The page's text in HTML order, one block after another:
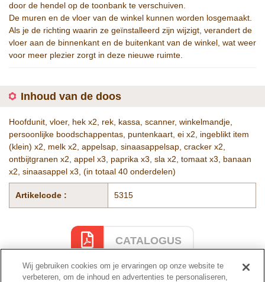
door de hendel op de toonbank te verschuiven.
De muren en de vloer van de winkel kunnen worden losgemaakt.
Als je de richting waarin ze geïnstalleerd zijn wijzigt, verandert de
vloer aan de binnenkant en de buitenkant van de winkel, wat weer
voor meer plezier zorgt in deze nieuwe ruimte.
Inhoud van de doos
Hoofdunit, vloer, hek x2, rek, kassa, scanner, winkelmandje,
persoonlijke boodschappentas, puntenkaart, ei x2, ingeblikt item
(klein) x2, melk x2, appelsap, sinaasappelsap, cracker x2,
ontbijtgranen x2, appel x3, paprika x3, sla x2, tomaat x3, banaan
x2, sinaasappel x3, (in totaal 40 onderdelen)
Artikelcode : 5315
CATALOGUS
Wij gebruiken cookies om je ervaringen op onze website te
verbeteren, om de inhoud en advertenties te personaliseren,